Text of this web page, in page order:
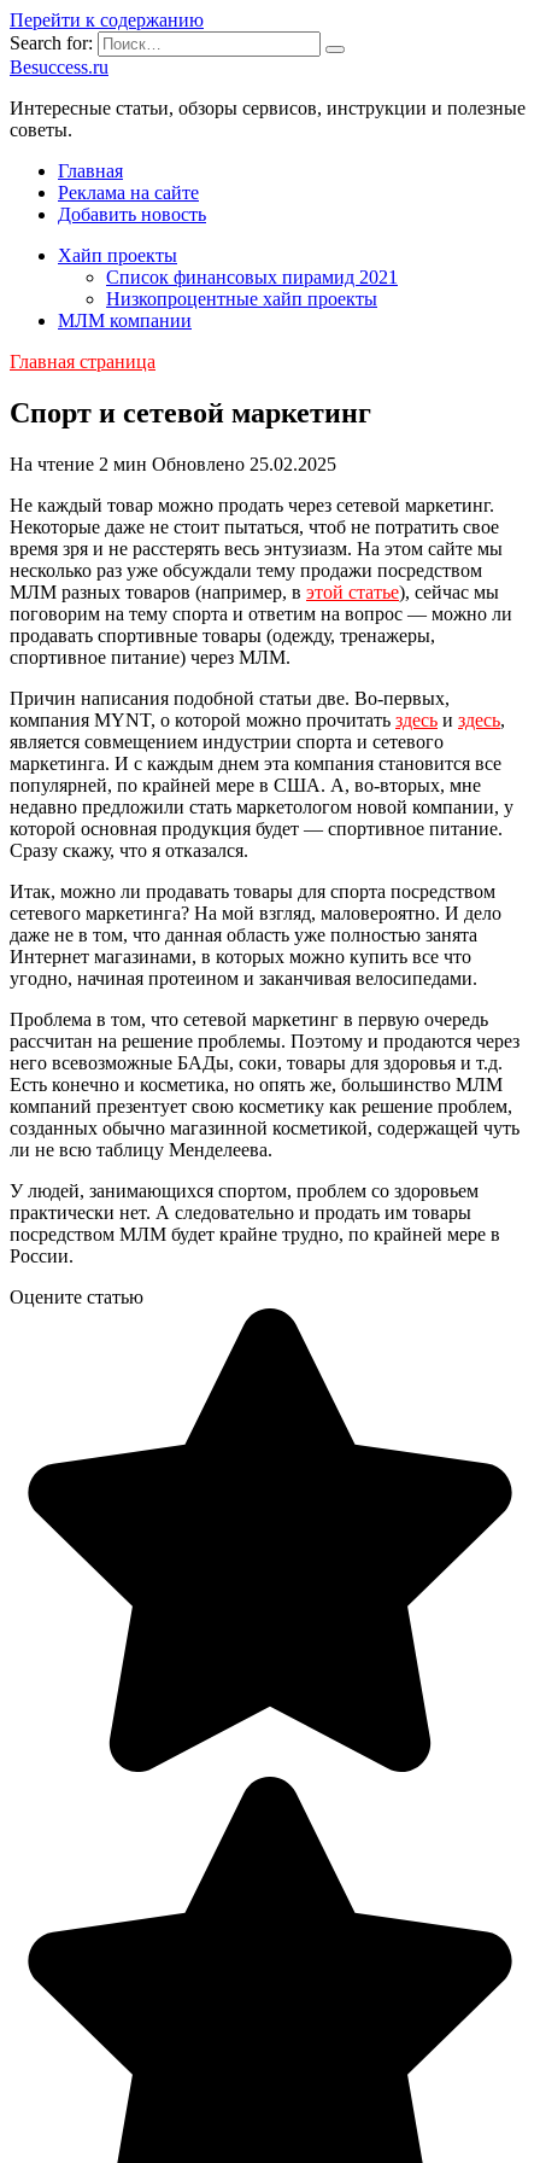
Перейти к содержанию
Search for:
Besuccess.ru
Интересные статьи, обзоры сервисов, инструкции и полезные
советы.
Главная
Реклама на сайте
Добавить новость
Хайп проекты
Список финансовых пирамид 2021
Низкопроцентные хайп проекты
МЛМ компании
Главная страница
Спорт и сетевой маркетинг
На чтение 2 мин Обновлено 25.02.2025
Не каждый товар можно продать через сетевой маркетинг.
Некоторые даже не стоит пытаться, чтоб не потратить свое
время зря и не расстерять весь энтузиазм. На этом сайте мы
несколько раз уже обсуждали тему продажи посредством
МЛМ разных товаров (например, в этой статье), сейчас мы
поговорим на тему спорта и ответим на вопрос — можно ли
продавать спортивные товары (одежду, тренажеры,
спортивное питание) через МЛМ.
Причин написания подобной статьи две. Во-первых,
компания MYNT, о которой можно прочитать здесь и здесь,
является совмещением индустрии спорта и сетевого
маркетинга. И с каждым днем эта компания становится все
популярней, по крайней мере в США. А, во-вторых, мне
недавно предложили стать маркетологом новой компании, у
которой основная продукция будет — спортивное питание.
Сразу скажу, что я отказался.
Итак, можно ли продавать товары для спорта посредством
сетевого маркетинга? На мой взгляд, маловероятно. И дело
даже не в том, что данная область уже полностью занята
Интернет магазинами, в которых можно купить все что
угодно, начиная протеином и заканчивая велосипедами.
Проблема в том, что сетевой маркетинг в первую очередь
рассчитан на решение проблемы. Поэтому и продаются через
него всевозможные БАДы, соки, товары для здоровья и т.д.
Есть конечно и косметика, но опять же, большинство МЛМ
компаний презентует свою косметику как решение проблем,
созданных обычно магазинной косметикой, содержащей чуть
ли не всю таблицу Менделеева.
У людей, занимающихся спортом, проблем со здоровьем
практически нет. А следовательно и продать им товары
посредством МЛМ будет крайне трудно, по крайней мере в
России.
Оцените статью